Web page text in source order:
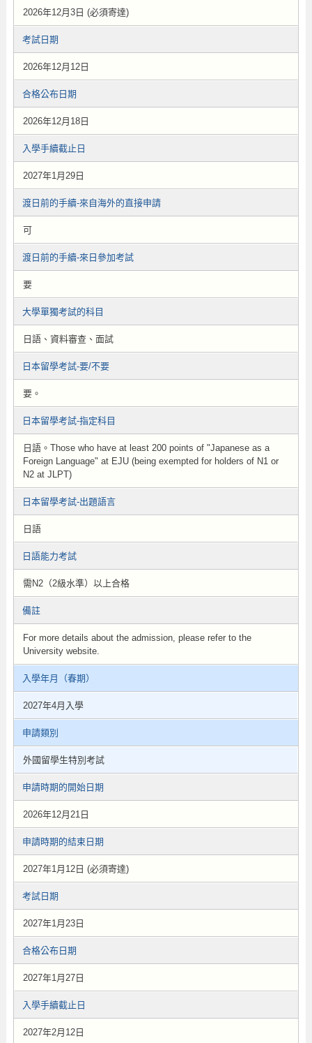
2026年12月3日 (必須寄達)
考試日期
2026年12月12日
合格公布日期
2026年12月18日
入學手續截止日
2027年1月29日
渡日前的手續-來自海外的直接申請
可
渡日前的手續-來日參加考試
要
大學單獨考試的科目
日語、資料審查、面試
日本留學考試-要/不要
要。
日本留學考試-指定科目
日語。Those who have at least 200 points of "Japanese as a
Foreign Language" at EJU (being exempted for holders of N1 or
N2 at JLPT)
日本留學考試-出題語言
日語
日語能力考試
需N2（2級水準）以上合格
備註
For more details about the admission, please refer to the
University website.
入學年月（春期）
2027年4月入學
申請類別
外國留學生特別考試
申請時期的開始日期
2026年12月21日
申請時期的結束日期
2027年1月12日 (必須寄達)
考試日期
2027年1月23日
合格公布日期
2027年1月27日
入學手續截止日
2027年2月12日